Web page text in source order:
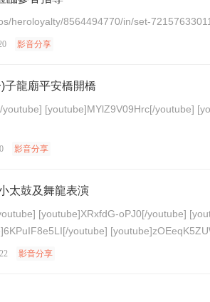
影音分享
子龍廟平安橋開橋
BQPo[/youtube] [youtube]tw
影音分享
太鼓及舞龍表演
I[/youtube] [youtube]bhCQu
影音分享